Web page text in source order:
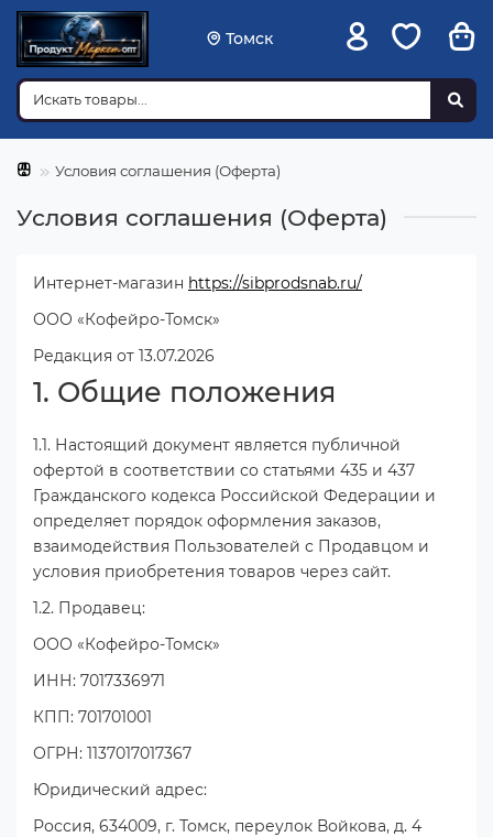
Томск
Условия соглашения (Оферта)
Условия соглашения (Оферта)
Интернет-магазин https://sibprodsnab.ru/
ООО «Кофейро-Томск»
Редакция от 13.07.2026
1. Общие положения
1.1. Настоящий документ является публичной
офертой в соответствии со статьями 435 и 437
Гражданского кодекса Российской Федерации и
определяет порядок оформления заказов,
взаимодействия Пользователей с Продавцом и
условия приобретения товаров через сайт.
1.2. Продавец:
ООО «Кофейро-Томск»
ИНН: 7017336971
КПП: 701701001
ОГРН: 1137017017367
Юридический адрес:
Россия, 634009, г. Томск, переулок Войкова, д. 4